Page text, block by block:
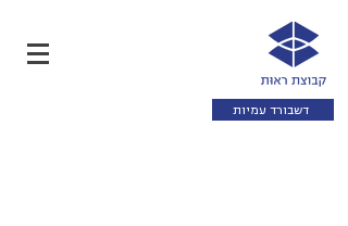
דשבורד עמיות